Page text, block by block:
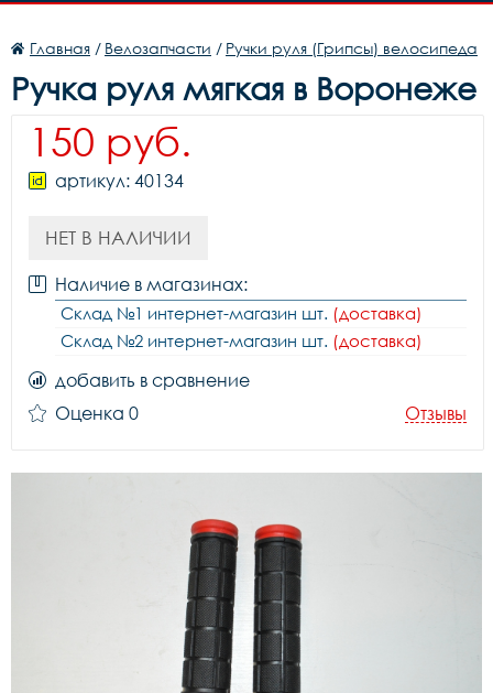
Главная / Велозапчасти / Ручки руля (Грипсы) велосипеда
Ручка руля мягкая в Воронеже
150 руб.
артикул: 40134
НЕТ В НАЛИЧИИ
Наличие в магазинах:
Склад №1 интернет-магазин шт. (доставка)
Склад №2 интернет-магазин шт. (доставка)
добавить в сравнение
Оценка 0
Отзывы